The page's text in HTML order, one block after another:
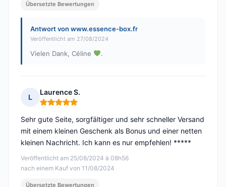
Übersetzte Bewertungen
Antwort von www.essence-box.fr
Veröffentlicht am 27/08/2024
Vielen Dank, Céline .
L
Laurence S.
Hinweis: 5 von 5
Veröffentlicht am 25/08/2024 à 08h56
nach einem Kauf von 11/08/2024
Sehr gute Seite, sorgfältiger und sehr schneller Versand
mit einem kleinen Geschenk als Bonus und einer netten
kleinen Nachricht. Ich kann es nur empfehlen! *****
Übersetzte Bewertungen